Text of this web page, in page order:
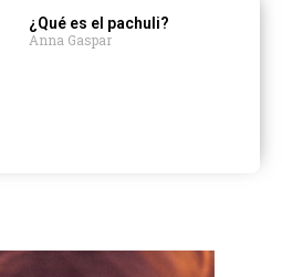
¿Qué es el pachuli?
Anna Gaspar